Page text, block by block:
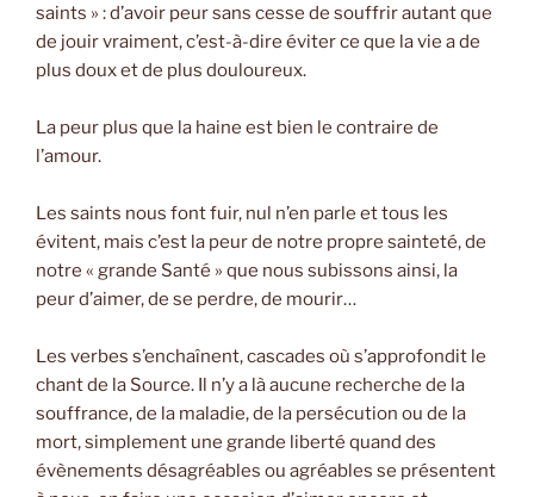
saints » : d’avoir peur sans cesse de souffrir autant que
de jouir vraiment, c’est-à-dire éviter ce que la vie a de
plus doux et de plus douloureux.
La peur plus que la haine est bien le contraire de
l’amour.
Les saints nous font fuir, nul n’en parle et tous les
évitent, mais c’est la peur de notre propre sainteté, de
notre « grande Santé » que nous subissons ainsi, la
peur d’aimer, de se perdre, de mourir…
Les verbes s’enchaînent, cascades où s’approfondit le
chant de la Source. Il n’y a là aucune recherche de la
souffrance, de la maladie, de la persécution ou de la
mort, simplement une grande liberté quand des
évènements désagréables ou agréables se présentent